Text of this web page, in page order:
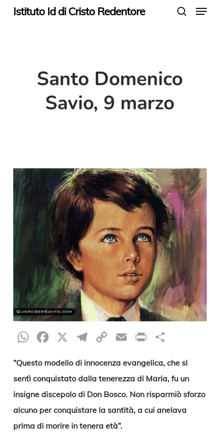
SkipIstituto Id di Cristo Redentore Menu
Santo Domenico
Savio, 9 marzo
WhatsApp
Facebook
X Telegram
CopyEmailPrint
“Questo modello di innocenza evangelica, che si
sentì conquistato dalla tenerezza di Maria, fu un
insigne discepolo di Don Bosco. Non risparmiò sforzo
alcuno per conquistare la santità, a cui anelava
prima di morire in tenera età”.